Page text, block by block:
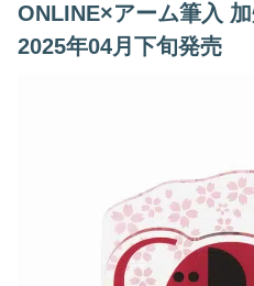
ONLINE×アーム筆入
2025年04月下旬発売